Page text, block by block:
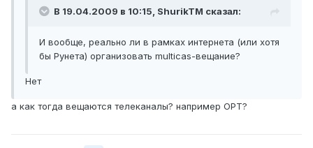
В 19.04.2009 в 10:15, ShurikTM сказал:
И вообще, реально ли в рамках интернета (или хотя
бы Рунета) организовать multicas-вещание?
Нет
а как тогда вещаются телеканалы? например ОРТ?